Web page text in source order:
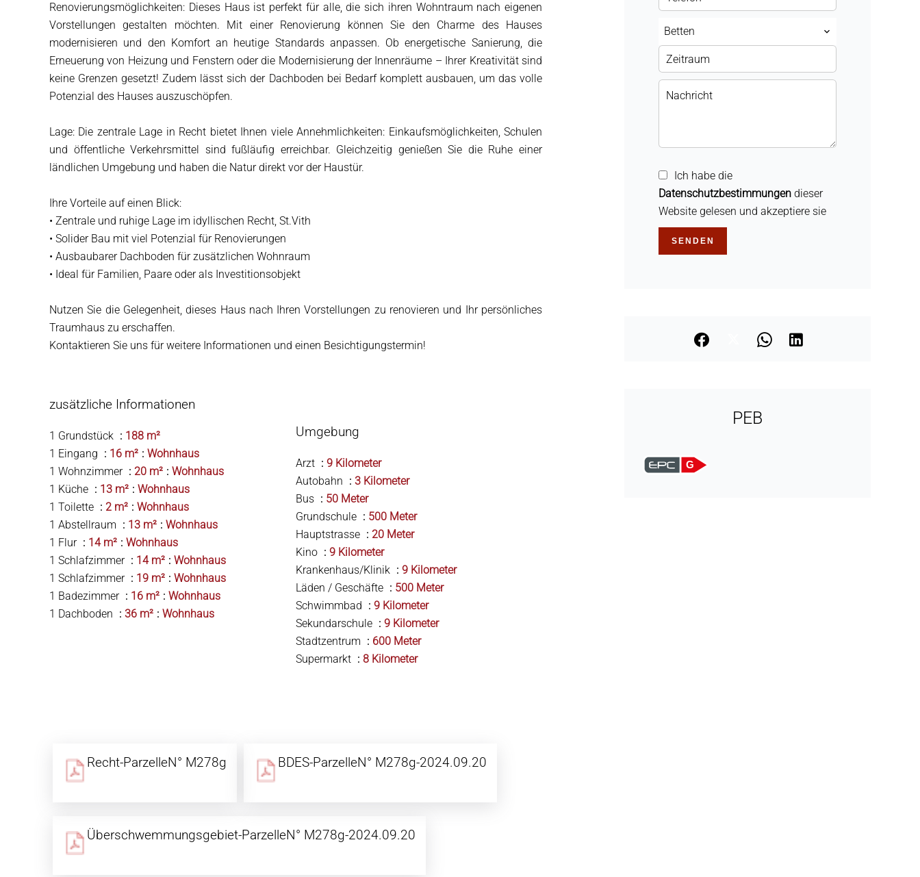
Renovierungsmöglichkeiten: Dieses Haus ist perfekt für alle, die sich ihren Wohntraum nach eigenen
Vorstellungen gestalten möchten. Mit einer Renovierung können Sie den Charme des Hauses
modernisieren und den Komfort an heutige Standards anpassen. Ob energetische Sanierung, die
Erneuerung von Heizung und Fenstern oder die Modernisierung der Innenräume – Ihrer Kreativität sind
keine Grenzen gesetzt! Zudem lässt sich der Dachboden bei Bedarf komplett ausbauen, um das volle
Potenzial des Hauses auszuschöpfen.
Lage: Die zentrale Lage in Recht bietet Ihnen viele Annehmlichkeiten: Einkaufsmöglichkeiten, Schulen
und öffentliche Verkehrsmittel sind fußläufig erreichbar. Gleichzeitig genießen Sie die Ruhe einer
ländlichen Umgebung und haben die Natur direkt vor der Haustür.
Ihre Vorteile auf einen Blick:
• Zentrale und ruhige Lage im idyllischen Recht, St.Vith
• Solider Bau mit viel Potenzial für Renovierungen
• Ausbaubarer Dachboden für zusätzlichen Wohnraum
• Ideal für Familien, Paare oder als Investitionsobjekt
Nutzen Sie die Gelegenheit, dieses Haus nach Ihren Vorstellungen zu renovieren und Ihr persönliches
Traumhaus zu erschaffen.
Kontaktieren Sie uns für weitere Informationen und einen Besichtigungstermin!
zusätzliche Informationen
1 Grundstück
188 m²
1 Eingang
16 m²
Wohnhaus
1 Wohnzimmer
20 m²
Wohnhaus
1 Küche
13 m²
Wohnhaus
1 Toilette
2 m²
Wohnhaus
1 Abstellraum
13 m²
Wohnhaus
1 Flur
14 m²
Wohnhaus
1 Schlafzimmer
14 m²
Wohnhaus
1 Schlafzimmer
19 m²
Wohnhaus
1 Badezimmer
16 m²
Wohnhaus
1 Dachboden
36 m² Wohnhaus
Umgebung
Arzt
9 Kilometer
Autobahn
3 Kilometer
Bus
50 Meter
Grundschule
500 Meter
Hauptstrasse
20 Meter
Kino
9 Kilometer
Krankenhaus/Klinik
9 Kilometer
Läden / Geschäfte
500 Meter
Schwimmbad
9 Kilometer
Sekundarschule
9 Kilometer
Stadtzentrum
600 Meter
Supermarkt
8 Kilometer
Recht-ParzelleN° M278g BDES-ParzelleN° M278g-2024.09.20
Überschwemmungsgebiet-ParzelleN° M278g-2024.09.20
Betten
Ich habe die
Datenschutzbestimmungen dieser
Website gelesen und akzeptiere sie
SENDEN
PEB
G